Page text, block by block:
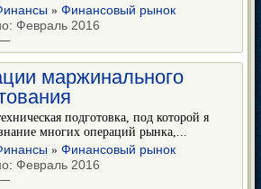
» Финансовый рынок
Февраль 2016
маржинального
подготовка, под которой я
многих операций рынка,...
» Финансовый рынок
Февраль 2016